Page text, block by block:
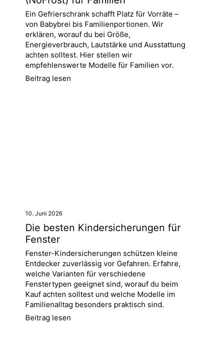
Ein Gefrierschrank schafft Platz für Vorräte –
von Babybrei bis Familienportionen. Wir
erklären, worauf du bei Größe,
Energieverbrauch, Lautstärke und Ausstattung
achten solltest. Hier stellen wir
empfehlenswerte Modelle für Familien vor.
Beitrag lesen
10. Juni 2026
Die besten Kindersicherungen für
Fenster
Fenster-Kindersicherungen schützen kleine
Entdecker zuverlässig vor Gefahren. Erfahre,
welche Varianten für verschiedene
Fenstertypen geeignet sind, worauf du beim
Kauf achten solltest und welche Modelle im
Familienalltag besonders praktisch sind.
Beitrag lesen